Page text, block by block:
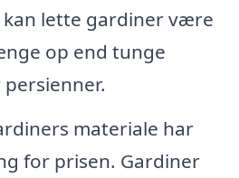
kan lette gardiner være
op end tunge
materiale har
for prisen. Gardiner